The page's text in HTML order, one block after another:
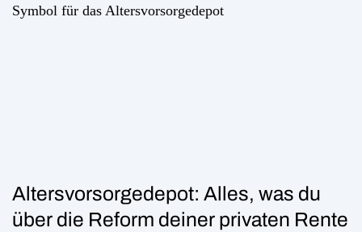
Altersvorsorgedepot: Alles, was du
über die Reform deiner privaten Rente